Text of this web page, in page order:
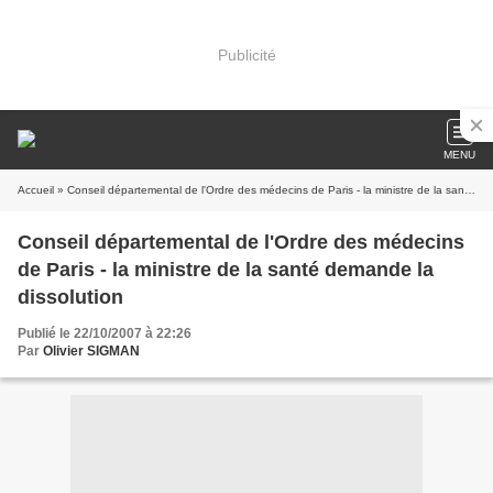
Publicité
MENU
Accueil » Conseil départemental de l'Ordre des médecins de Paris - la ministre de la santé demande la dissolution
Conseil départemental de l'Ordre des médecins
de Paris - la ministre de la santé demande la
dissolution
Publié le 22/10/2007 à 22:26
Par Olivier SIGMAN